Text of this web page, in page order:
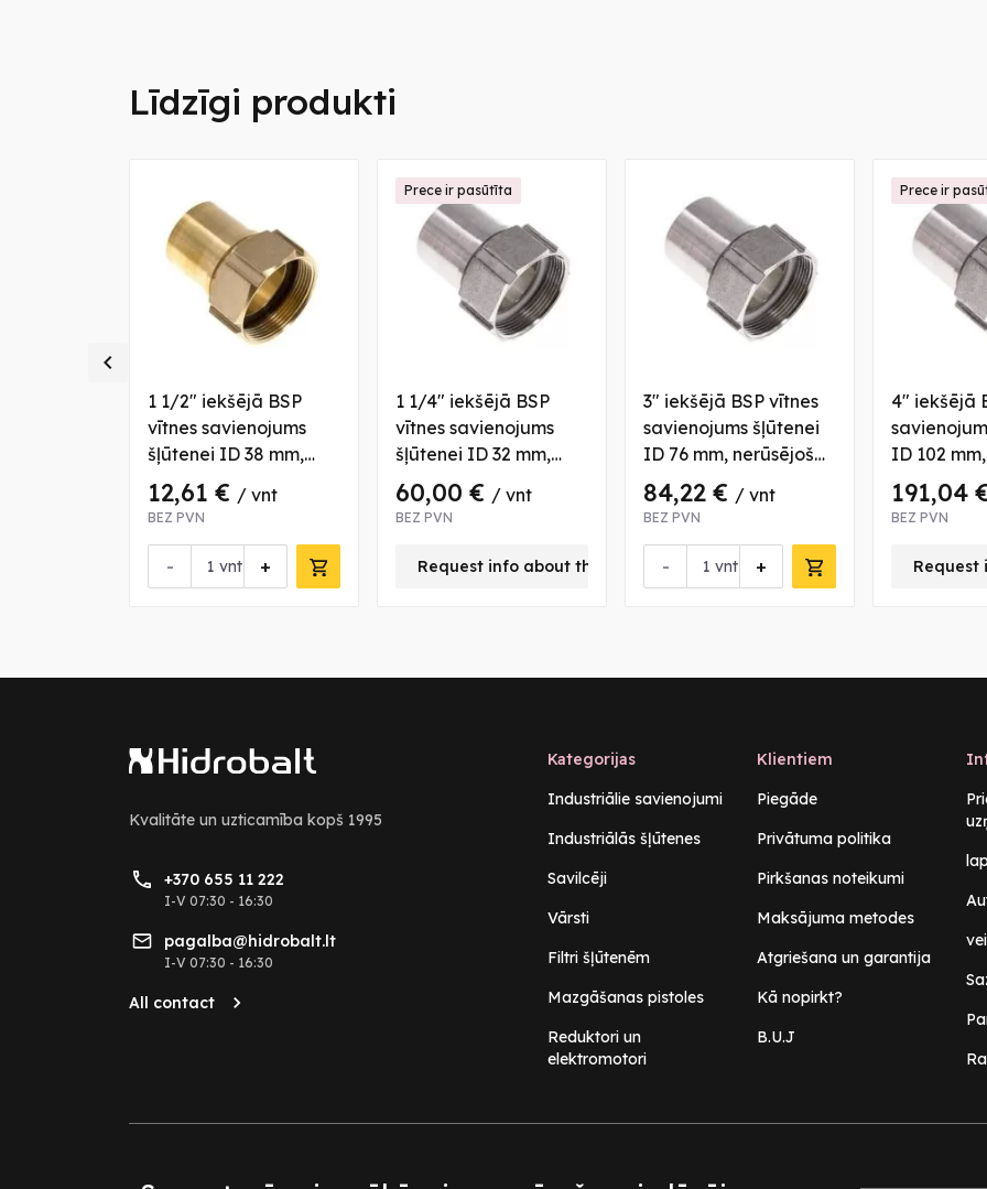
Līdzīgi produkti
about this product
1 1/2" iekšējā BSP
vītnes savienojums
šļūtenei ID 38 mm,
misiņš
12,61 € / vnt
BEZ PVN
- +
vnt
1 1/4" iekšējā BSP
vītnes savienojums
šļūtenei ID 32 mm,
nerūsējoša tērauda
60,00 € / vnt
BEZ PVN
Request info about this product
Prece ir pasūtīta
3" iekšējā BSP vītnes
savienojums šļūtenei
ID 76 mm, nerūsējoša
tērauda
84,22 € / vnt
BEZ PVN
- +
vnt
4" iekšējā
ID 102
tērauda
191,04
BEZ PVN
Prece ir

Kvalitāte un uzticamība kopš 1995
+370 655 11 222
I-V 07:30 - 16:30
pagalba@hidrobalt.lt
I-V 07:30 - 16:30
All contact
Kategorijas
Industriālie savienojumi
Industriālās šļūtenes
Savilcēji
Vārsti
Filtri šļūtenēm
Mazgāšanas pistoles
Reduktori un
elektromotori
Klientiem
Piegāde
Privātuma politika
Pirkšanas noteikumi
Maksājuma metodes
Atgriešana un garantija
Kā nopirkt?
B.U.J